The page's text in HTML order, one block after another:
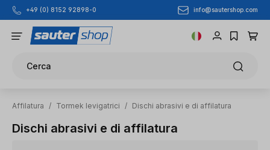
Passa al contenuto principale
+49 (0) 8152 92898-0 info@sautershop.com
Cerca
Affilatura / Tormek levigatrici / Dischi abrasivi e di affilatura
Dischi abrasivi e di affilatura